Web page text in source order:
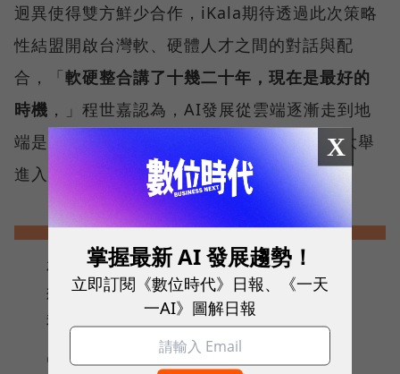
迥異使得雙方鮮少合作，iKala期待透過此次策略
性結盟開啟台灣軟、硬體人才之間的對話與配
合，「軟硬整合講了十幾二十年，現在是最好的
時機 ，」程世嘉認為，AI發展從雲端逐漸走到地
端是指標性的改變，代表著AIoT設備將開始大舉
進入人們的日常生活。
iKala 共同創辦人暨執行長程世嘉（Sega
Cheng）
硬體和電子製造業是台灣的底氣，也是
獨一無二的優勢，軟硬整合應該開始，
我們跟緯創結合的意義在這裡。
X
掌握最新 AI 發展趨勢！
立即訂閱《數位時代》日報、《一天
一AI》圖解日報